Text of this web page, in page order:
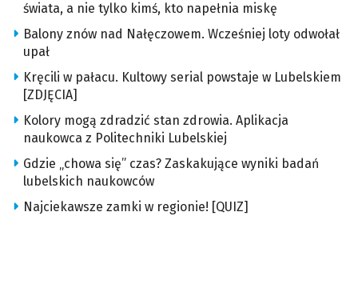
świata, a nie tylko kimś, kto napełnia miskę
Balony znów nad Nałęczowem. Wcześniej loty odwołał
upał
Kręcili w pałacu. Kultowy serial powstaje w Lubelskiem
[ZDJĘCIA]
Kolory mogą zdradzić stan zdrowia. Aplikacja
naukowca z Politechniki Lubelskiej
Gdzie „chowa się” czas? Zaskakujące wyniki badań
lubelskich naukowców
Najciekawsze zamki w regionie! [QUIZ]